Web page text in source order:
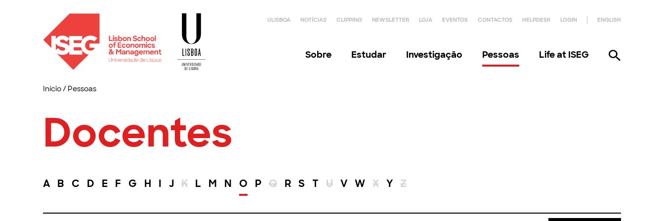
ULISBOA NOTÍCIAS CLIPPING NEWSLETTER LOJA EVENTOS CONTACTOS HELPDESK LOGIN ENGLISH
Sobre Estudar Investigação Pessoas Life at ISEG
Início/ Pessoas
Docentes
A B C D E F G H I J K L M N O P Q R S T U V W X Y Z